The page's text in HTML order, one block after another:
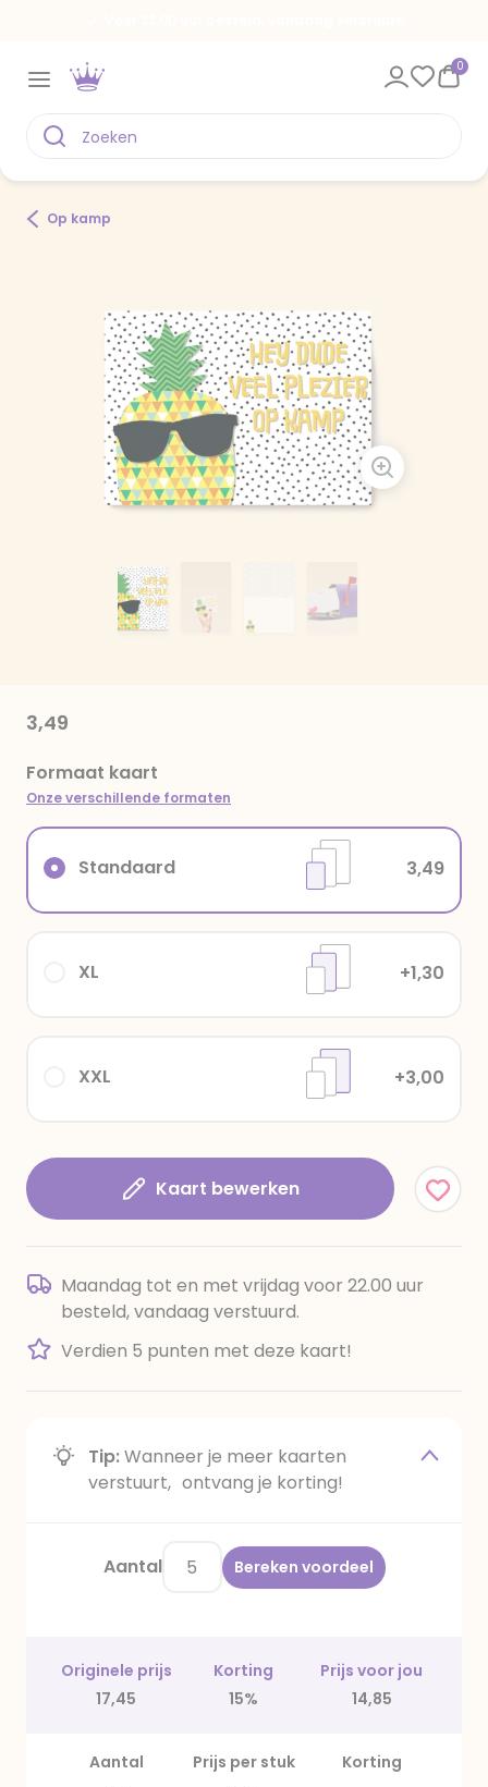
0
Op kamp
3,49
Formaat kaart
Onze verschillende formaten
XXL +3,00
XL +1,30
Standaard 3,49
Kaart bewerken
Maandag tot en met vrijdag voor 22.00 uur
besteld, vandaag verstuurd.
Verdien 5 punten met deze kaart!
Tip:Wanneer je meer kaarten
verstuurt, ontvang je korting!
Aantal Bereken voordeel
Originele prijs Korting
Prijs voor jou
17,45
15% 14,85
Aantal Prijs per stuk
Korting